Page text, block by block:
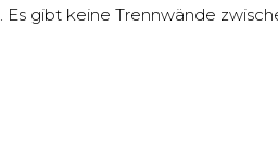
gibt keine Trennwände